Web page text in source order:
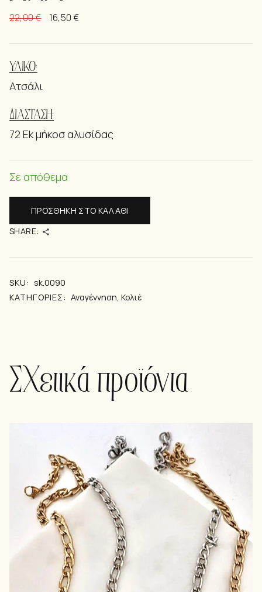
22,00€ 16,50€
ΥΛΙΚΌ:
Ατσάλι
ΔΙΆΣΤΑΣΗ:
72 Ek μήκοσ αλυσίδας
Σε απόθεμα
ΠΡΟΣΘΉΚΗ ΣΤΟ ΚΑΛΆΘΙ
SHARE:
SKU: sk.0090
ΚΑΤΗΓΟΡΊΕΣ: Αναγέννηση,Κολιέ
Σχετικά προϊόντα